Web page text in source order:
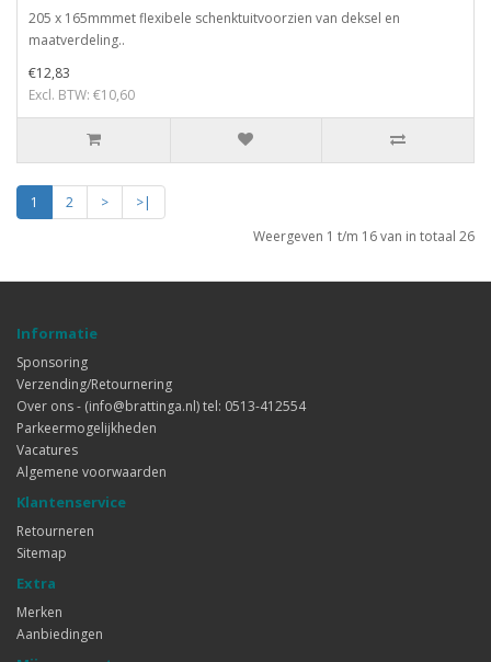
205 x 165mmmet flexibele schenktuitvoorzien van deksel en
maatverdeling..
€12,83
Excl. BTW: €10,60
1 2 >
>|
Weergeven 1 t/m 16 van in totaal 26
Informatie
Sponsoring
Verzending/Retournering
Over ons - (info@brattinga.nl) tel: 0513-412554
Parkeermogelijkheden
Vacatures
Algemene voorwaarden
Klantenservice
Retourneren
Sitemap
Extra
Merken
Aanbiedingen